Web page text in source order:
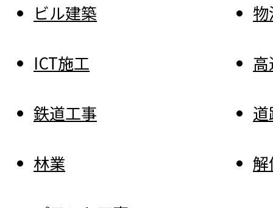
ビル建築
ICT施工
鉄道工事
林業